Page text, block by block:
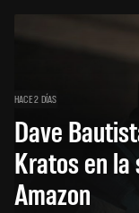
HACE 2 DÍAS
Dave
Kratos en la
Amazon